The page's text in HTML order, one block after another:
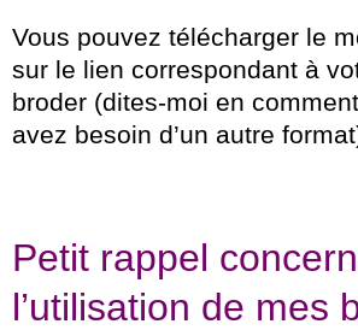
Vous pouvez télécharger le
sur le lien correspondant à
broder (dites-moi en
avez besoin d’un autre
Petit rappel
l’utilisation de mes